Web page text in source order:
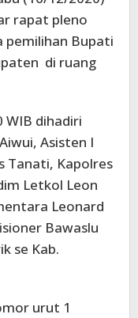
rapat pleno
pemilihan Bupati
di ruang
WIB dihadiri
Asisten I
Tanati, Kapolres
Letkol Leon
Leonard
Bawaslu
se Kab.
urut 1